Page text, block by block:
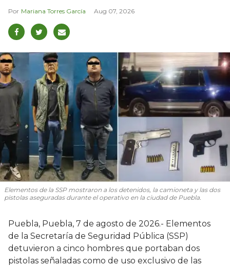
Mariana Torres García Aug 07, 2026
Elementos de la SSP mostraron a los detenidos, la camioneta y las dos
pistolas aseguradas durante el operativo en la ciudad de Puebla.
Puebla, Puebla, 7 de agosto de 2026.- Elementos
de la Secretaría de Seguridad Pública (SSP)
detuvieron a cinco hombres que portaban dos
pistolas señaladas como de uso exclusivo de las